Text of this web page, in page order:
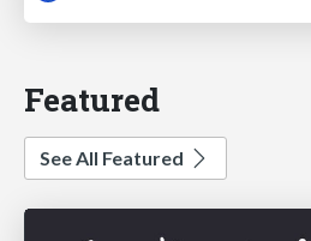
Featured
See All Featured